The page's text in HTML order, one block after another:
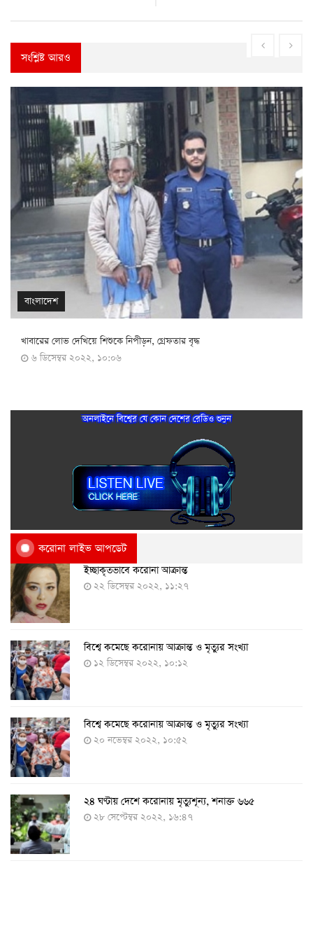
সংশ্লিষ্ট আরও
বাংলাদেশ
খাবারের লোভ দেখিয়ে শিশুকে নিপীড়ন, গ্রেফতার বৃদ্ধ
৬ ডিসেম্বর ২০২২, ১০:০৬
অনলাইনে বিশ্বের যে কোন দেশের রেডিও শুনুন
করোনা লাইভ আপডেট
ইচ্ছাকৃতভাবে করোনা আক্রান্ত
২২ ডিসেম্বর ২০২২, ১১:২৭
বিশ্বে কমেছে করোনায় আক্রান্ত ও মৃত্যুর সংখ্যা
১২ ডিসেম্বর ২০২২, ১০:১২
বিশ্বে কমেছে করোনায় আক্রান্ত ও মৃত্যুর সংখ্যা
২০ নভেম্বর ২০২২, ১০:৫২
২৪ ঘণ্টায় দেশে করোনায় মৃত্যুশূন্য, শনাক্ত ৬৬৫
২৮ সেপ্টেম্বর ২০২২, ১৬:৪৭